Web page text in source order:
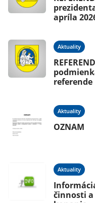
apríla
Aktuality
referende
Aktuality
OZNAM
Aktuality
činnosti a